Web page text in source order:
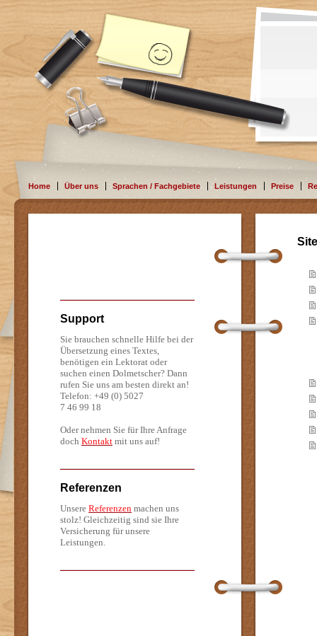
Home Über uns Sprachen / Fachgebiete Leistungen Preise
Support
Sie brauchen schnelle Hilfe bei der
Übersetzung eines Textes,
benötigen ein Lektorat oder
suchen einen Dolmetscher? Dann
rufen Sie uns am besten direkt an!
Telefon: +49 (0) 5027
7 46 99 18
Oder nehmen Sie für Ihre Anfrage
doch Kontakt mit uns auf!
Referenzen
Unsere Referenzen machen uns
stolz! Gleichzeitig sind sie Ihre
Versicherung für unsere
Leistungen.